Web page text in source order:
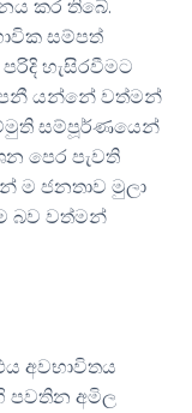
කර තිබේ.
සම්පත්
හැසිරවීමට
යන්නේ වත්මන්
සම්පූර්ණයෙන්
පෙර පැවති
ම ජනතාව මුලා
බව වත්මන්
අවභාවිතය
පවතින අමිල